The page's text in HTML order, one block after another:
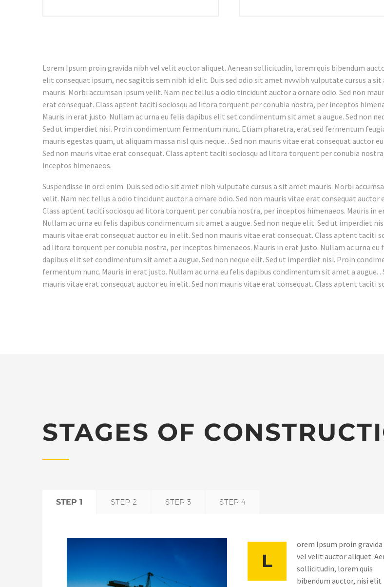
Lorem Ipsum proin gravida nibh vel velit auctor aliquet. Aenean sollicitudin, lorem quis bibendum
elit consequat ipsum, nec sagittis sem nibh id elit. Duis sed odio sit amet nvvvibh vulputate cursus a sit
mauris. Morbi accumsan ipsum velit. Nam nec tellus a odio tincidunt auctor a ornare odio. Sed non
erat consequat. Class aptent taciti sociosqu ad litora torquent per conubia nostra, per inceptos
Mauris in erat justo. Nullam ac urna eu felis dapibus elit set condimentum sit amet a augue. Sed non
Sed ut imperdiet nisi. Proin condimentum fermentum nunc. Etiam pharetra, erat sed fermentum
mauris egestas quam, ut aliquam massa nisl quis neque. . Sed non mauris vitae erat consequat auctor
Sed non mauris vitae erat consequat. Class aptent taciti sociosqu ad litora torquent per conubia
inceptos himenaeos.
Suspendisse in orci enim. Duis sed odio sit amet nibh vulputate cursus a sit amet mauris. Morbi
velit. Nam nec tellus a odio tincidunt auctor a ornare odio. Sed non mauris vitae erat consequat auctor
Class aptent taciti sociosqu ad litora torquent per conubia nostra, per inceptos himenaeos. Mauris in
Nullam ac urna eu felis dapibus condimentum sit amet a augue. Sed non neque elit. Sed ut imperdiet
mauris vitae erat consequat auctor eu in elit. Sed non mauris vitae erat consequat. Class aptent taciti
ad litora torquent per conubia nostra, per inceptos himenaeos. Mauris in erat justo. Nullam ac urna eu
dapibus elit set condimentum sit amet a augue. Sed non neque elit. Sed ut imperdiet nisi. Proin
fermentum nunc. Mauris in erat justo. Nullam ac urna eu felis dapibus condimentum sit amet a augue. .
mauris vitae erat consequat auctor eu in elit. Sed non mauris vitae erat consequat. Class aptent taciti
STAGES OF
STEP 1 STEP 2 STEP 3 STEP 4
L
orem Ipsum proin
vel velit auctor aliquet.
sollicitudin, lorem quis
bibendum auctor, nisi elit